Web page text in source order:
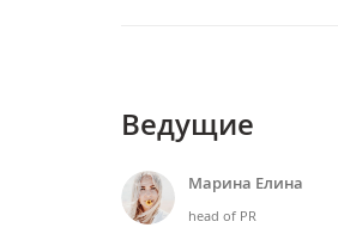
Ведущие
Марина Елина
head of PR